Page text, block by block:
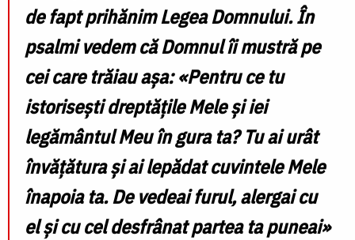
de fapt prihănim Legea Domnului. În
psalmi vedem că Domnul îi mustră pe
cei care trăiau așa: «Pentru ce tu
istoriseşti dreptăţile Mele şi iei
legământul Meu în gura ta? Tu ai urât
învăţătura şi ai lepădat cuvintele Mele
înapoia ta. De vedeai furul, alergai cu
el şi cu cel desfrânat partea ta puneai»